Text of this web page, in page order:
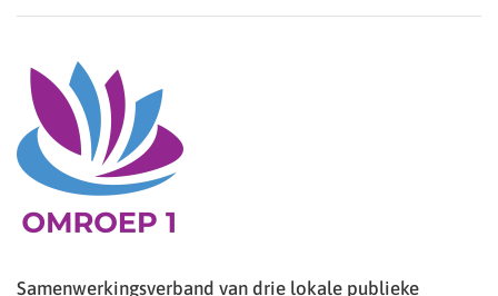
Samenwerkingsverband van drie lokale publieke